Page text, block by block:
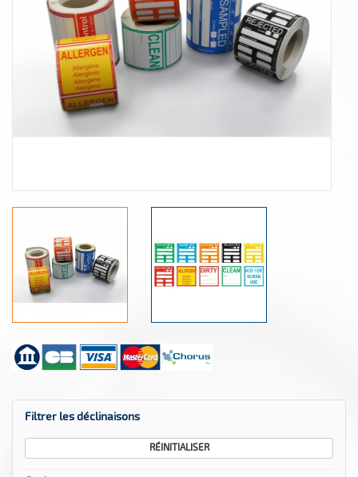
Filtrer les déclinaisons
RÉINITIALISER